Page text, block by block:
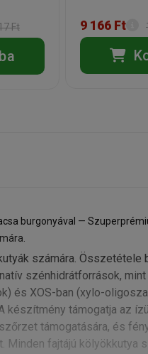
Ft 9 166 Ft
burgonyával —
számára. Összetétele
szénhidrátforrások,
és XOS-ban (xylo-
készítmény támogatja az
támogatására, és
fajtájú kölyökkutya